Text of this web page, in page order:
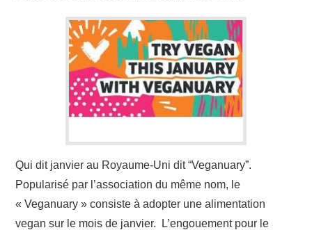
Qui dit janvier au Royaume-Uni dit “Veganuary”.
Popularisé par l’association du même nom, le
« Veganuary » consiste à adopter une alimentation
vegan sur le mois de janvier. L’engouement pour le